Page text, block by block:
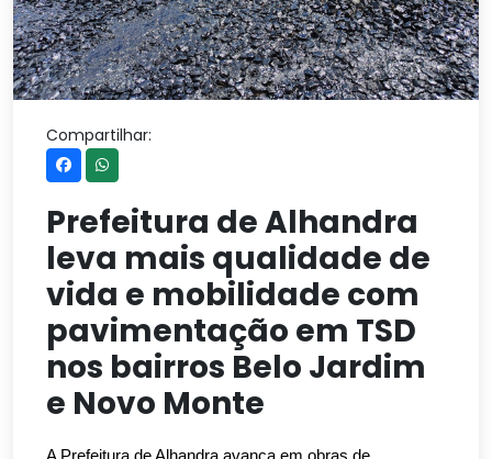
Compartilhar:
Prefeitura de Alhandra
leva mais qualidade de
vida e mobilidade com
pavimentação em TSD
nos bairros Belo Jardim
e Novo Monte